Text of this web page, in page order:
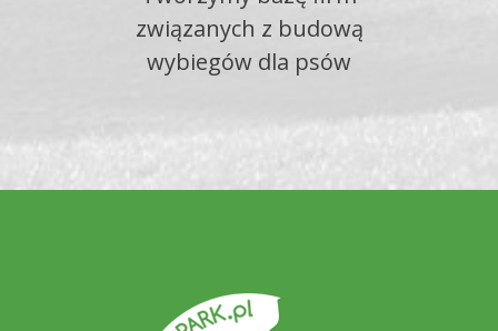
związanych z budową
wybiegów dla psów